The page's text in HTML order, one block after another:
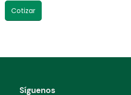
Cotizar
Síguenos